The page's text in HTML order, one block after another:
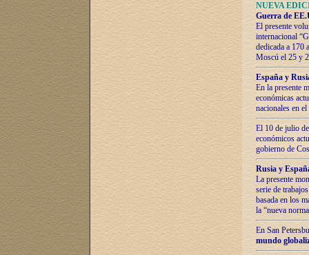
NUEVA
Guerra de
El presente
internacional
dedicada a 170
Moscú el 25 y
España y
En la presente
económicas
nacionales en
El 10 de julio
económicos
gobierno de
Rusia y
La presente
serie de
basada en los
la “nueva
En San
mundo